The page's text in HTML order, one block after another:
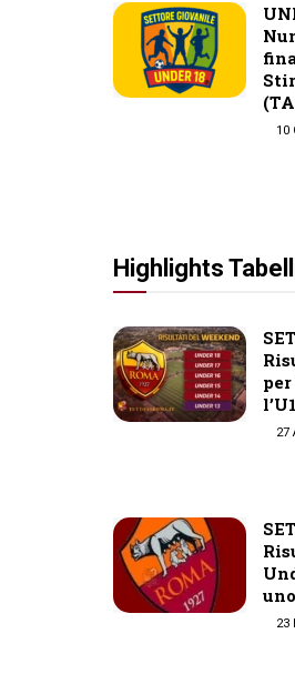
10
Highlights
27
23